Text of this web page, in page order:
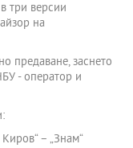
три версии
на
предаване, заснето
- оператор и
– „Знам“